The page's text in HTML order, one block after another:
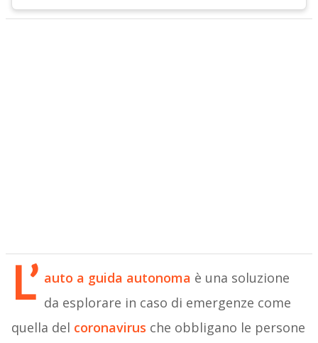
L’ auto a guida autonoma è una soluzione
da esplorare in caso di emergenze come
quella del coronavirus che obbligano le persone